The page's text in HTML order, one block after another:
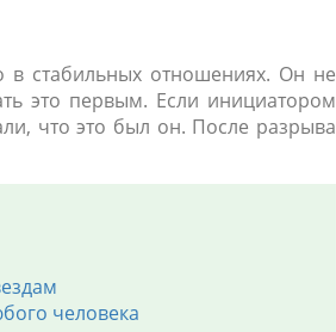
в стабильных отношениях. Он не
это первым. Если инициатором
что это был он. После разрыва
человека